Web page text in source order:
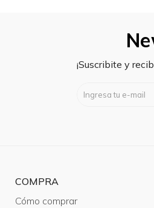
¡Suscribite y
COMPRA
Cómo comprar